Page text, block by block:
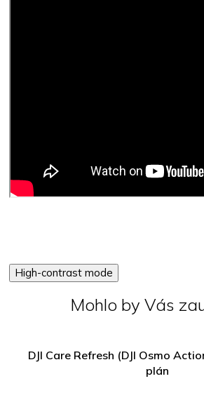
High-contrast mode
Mohlo by Vás
DJI Care Refresh (DJI Osmo
plán